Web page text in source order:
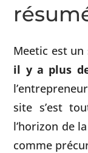
Meetic est
il y a plus
site s’est
l’horizon de
comme